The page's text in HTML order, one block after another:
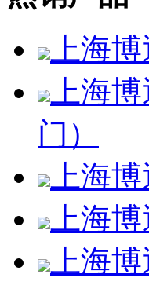
上海
上海
门）
上海
上海
上海